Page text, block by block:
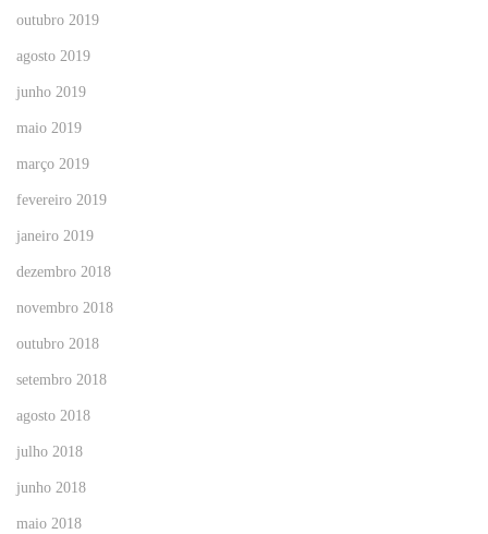
outubro 2019
agosto 2019
junho 2019
maio 2019
março 2019
fevereiro 2019
janeiro 2019
dezembro 2018
novembro 2018
outubro 2018
setembro 2018
agosto 2018
julho 2018
junho 2018
maio 2018